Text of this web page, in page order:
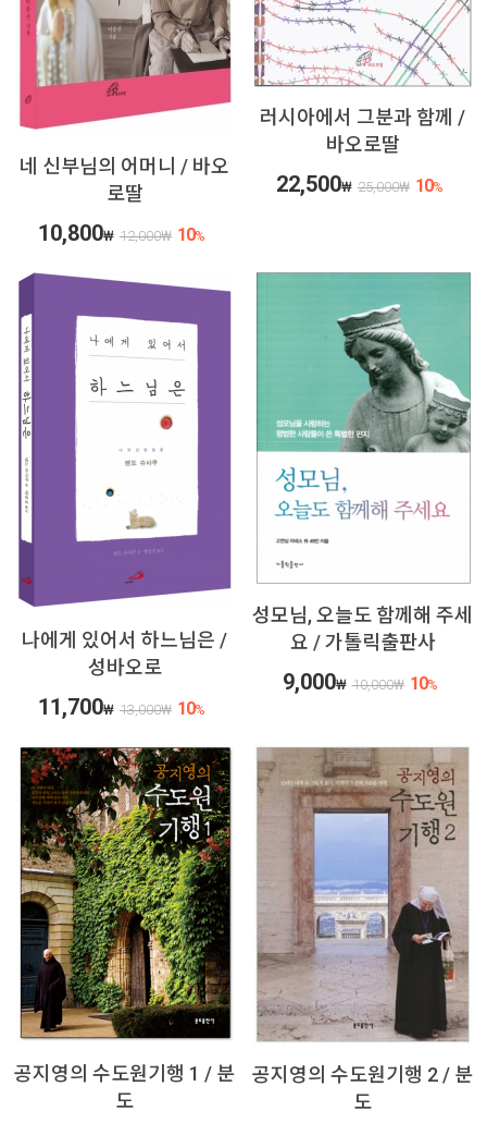
네 신부님의 어머니 / 바오
로딸
10,800₩ 12,000₩ 10%
러시아에서 그분과 함께 /
바오로딸
22,500₩ 25,000₩ 10%
나에게 있어서 하느님은 /
성바오로
11,700₩ 13,000₩ 10%
성모님, 오늘도 함께해 주세
요 / 가톨릭출판사
9,000₩ 10,000₩ 10%
공지영의 수도원기행 1 / 분
도
공지영의 수도원기행 2 / 분
도